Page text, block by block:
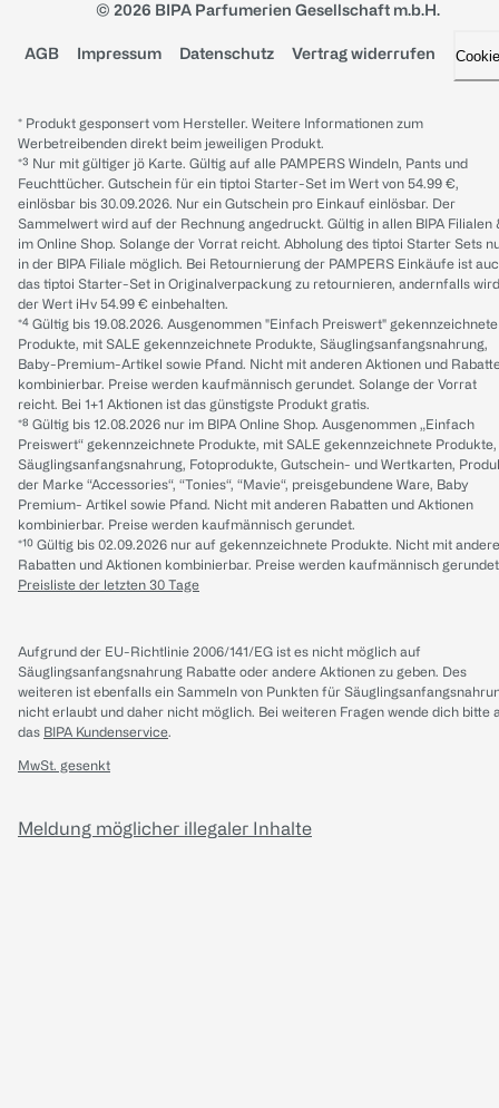
© 2026 BIPA Parfumerien Gesellschaft m.b.H.
AGB Impressum Datenschutz Vertrag widerrufen
* Produkt gesponsert vom Hersteller. Weitere Informationen zum
Werbetreibenden direkt beim jeweiligen Produkt.
*³ Nur mit gültiger jö Karte. Gültig auf alle PAMPERS Windeln, Pants und
Feuchttücher. Gutschein für ein tiptoi Starter-Set im Wert von 54.99 €,
einlösbar bis 30.09.2026. Nur ein Gutschein pro Einkauf einlösbar. Der
Sammelwert wird auf der Rechnung angedruckt. Gültig in allen BIPA Filialen
im Online Shop. Solange der Vorrat reicht. Abholung des tiptoi Starter Sets
in der BIPA Filiale möglich. Bei Retournierung der PAMPERS Einkäufe ist
das tiptoi Starter-Set in Originalverpackung zu retournieren, andernfalls wird
der Wert iHv 54.99 € einbehalten.
*⁴ Gültig bis 19.08.2026. Ausgenommen "Einfach Preiswert" gekennzeichnete
Produkte, mit SALE gekennzeichnete Produkte, Säuglingsanfangsnahrung,
Baby-Premium-Artikel sowie Pfand. Nicht mit anderen Aktionen und
kombinierbar. Preise werden kaufmännisch gerundet. Solange der Vorrat
reicht. Bei 1+1 Aktionen ist das günstigste Produkt gratis.
*⁸ Gültig bis 12.08.2026 nur im BIPA Online Shop. Ausgenommen „Einfach
Preiswert“ gekennzeichnete Produkte, mit SALE gekennzeichnete Produkte,
Säuglingsanfangsnahrung, Fotoprodukte, Gutschein- und Wertkarten,
der Marke “Accessories“, “Tonies“, “Mavie“, preisgebundene Ware, Baby
Premium- Artikel sowie Pfand. Nicht mit anderen Rabatten und Aktionen
kombinierbar. Preise werden kaufmännisch gerundet.
*¹⁰ Gültig bis 02.09.2026 nur auf gekennzeichnete Produkte. Nicht mit
Rabatten und Aktionen kombinierbar. Preise werden kaufmännisch
Preisliste der letzten 30 Tage
Aufgrund der EU-Richtlinie 2006/141/EG ist es nicht möglich auf
Säuglingsanfangsnahrung Rabatte oder andere Aktionen zu geben. Des
weiteren ist ebenfalls ein Sammeln von Punkten für
nicht erlaubt und daher nicht möglich. Bei weiteren Fragen wende dich bitte
das BIPA Kundenservice.
MwSt. gesenkt
Meldung möglicher illegaler Inhalte